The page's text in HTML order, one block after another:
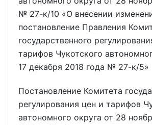
№ 27-к/10 «О внесении
постановление Правления
государственного
тарифов Чукотского
17 декабря 2018 года № 27-к/5»
Постановление Комитета
регулирования цен и тарифов
автономного округа от 28